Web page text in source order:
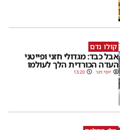
קולו נדם
אבל כבד: מגדולי חזני ופייטני
העדה הכורדית הלך לעולמו
יוסי וינר 13:20